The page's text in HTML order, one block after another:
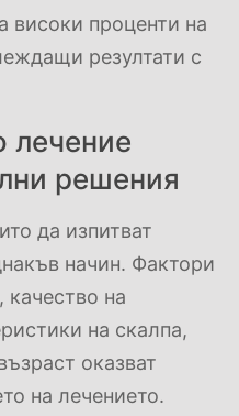
високи проценти на
резултати с
лечение
решения
да изпитват
начин. Фактори
качество на
на скалпа,
оказват
на лечението.